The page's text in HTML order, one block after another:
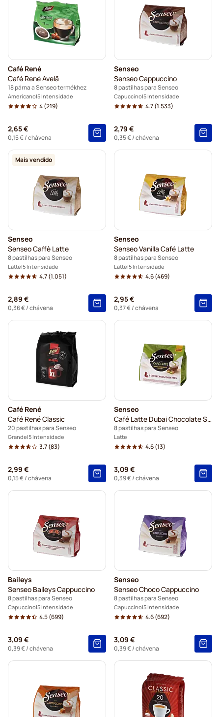
Café René
Café René Avelã
18 párna a Senseo termékhez
Americano 5 Intensidade
4(219)
2,65 €
0,15 €/ chávena
Senseo
Senseo Cappuccino
8 pastilhas para Senseo
Capuccino 5 Intensidade
4.7(1.533)
2,79 €
0,35 €/ chávena
Mais vendido
Senseo
Senseo Caffè Latte
8 pastilhas para Senseo
Latte 5 Intensidade
4.7(1.051)
2,89 €
0,36 €/ chávena
Senseo
Senseo Vanilla Café Latte
8 pastilhas para Senseo
Latte 5 Intensidade
4.6(469)
2,95 €
0,37 €/ chávena
Pastilhas Gimoka para Senseo
Kaffekapslen para Senseo®
Café René
Café René Classic
20 pastilhas para Senseo
Grande 5 Intensidade
3.7(83)
2,99 €
0,15 €/ chávena
Senseo
Café Latte Dubai Chocolate Style
8 pastilhas para Senseo
Latte
4.6(13)
3,09 €
0,39 €/ chávena
Baileys
Senseo Baileys Cappuccino
8 pastilhas para Senseo
Capuccino 5 Intensidade
4.5(699)
3,09 €
0,39 €/ chávena
Senseo
Senseo Choco Cappuccino
8 pastilhas para Senseo
Capuccino 5 Intensidade
4.6(692)
3,09 €
0,39 €/ chávena